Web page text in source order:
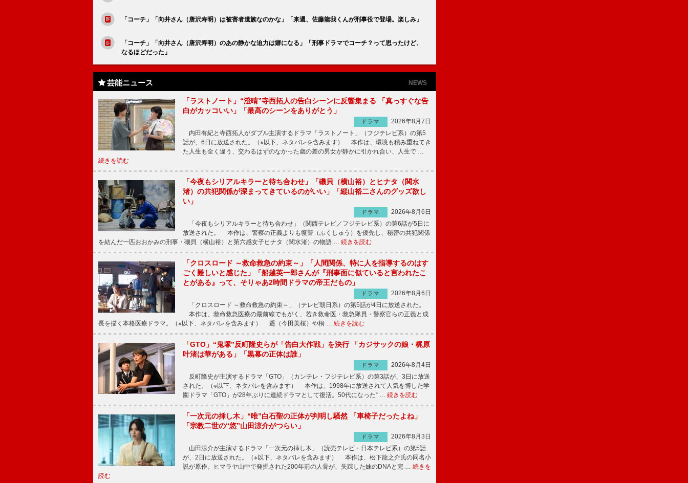
「コーチ」「向井さん（唐沢寿明）は被害者遺族なのかな」「来週、佐藤龍我くんが刑事役で登場。楽しみ」
「コーチ」「向井さん（唐沢寿明）のあの静かな迫力は癖になる」「刑事ドラマでコーチ？って思ったけど、
なるほどだった」
芸能ニュース NEWS
「ラストノート」“澄晴”寺西拓人の告白シーンに反響集まる 「真っすぐな告
白がカッコいい」「最高のシーンをありがとう」
ドラマ
2026年8月7日
内田有紀と寺西拓人がダブル主演するドラマ「ラストノート」（フジテレビ系）の第5
話が、6日に放送された。（※以下、ネタバレを含みます） 本作は、環境も積み重ねてき
た人生も全く違う、交わるはずのなかった歳の差の男女が静かに引かれ合い、人生で …
続きを読む
「今夜もシリアルキラーと待ち合わせ」「磯貝（横山裕）とヒナタ（関水
渚）の共犯関係が深まってきているのがいい」「縦山裕二さんのグッズ欲し
い」
ドラマ
2026年8月6日
「今夜もシリアルキラーと待ち合わせ」（関西テレビ／フジテレビ系）の第6話が5日に
放送された。 本作は、警察の正義よりも復讐（ふくしゅう）を優先し、秘密の共犯関係
を結んだ一匹おおかみの刑事・磯貝（横山裕）と第六感女子ヒナタ（関水渚）の物語 … 続きを読む
「クロスロード ～救命救急の約束～」「人間関係、特に人を指導するのはす
ごく難しいと感じた」「船越英一郎さんが『刑事面に似ていると言われたこ
とがある』って、そりゃあ2時間ドラマの帝王だもの」
ドラマ
2026年8月6日
「クロスロード ～救命救急の約束～」（テレビ朝日系）の第5話が4日に放送された。
本作は、救命救急医療の最前線でもがく、若き救命医・救急隊員・警察官らの正義と成
長を描く本格医療ドラマ。（※以下、ネタバレを含みます） 遥（今田美桜）や桐 … 続きを読む
「GTO」“鬼塚”反町隆史らが「告白大作戦」を決行 「カジサックの娘・梶原
叶渚は華がある」「黒幕の正体は誰」
ドラマ
2026年8月4日
反町隆史が主演するドラマ「GTO」（カンテレ・フジテレビ系）の第3話が、3日に放送
された。（※以下、ネタバレを含みます） 本作は、1998年に放送されて人気を博した学
園ドラマ「GTO」が28年ぶりに連続ドラマとして復活。50代になった“ … 続きを読む
「一次元の挿し木」“唯”白石聖の正体が判明し騒然 「車椅子だったよね」
「宗教二世の“悠”山田涼介がつらい」
ドラマ
2026年8月3日
山田涼介が主演するドラマ「一次元の挿し木」（読売テレビ・日本テレビ系）の第5話
が、2日に放送された。（※以下、ネタバレを含みます） 本作は、松下龍之介氏の同名小
説が原作。ヒマラヤ山中で発掘された200年前の人骨が、失踪した妹のDNAと完 … 続きを
読む